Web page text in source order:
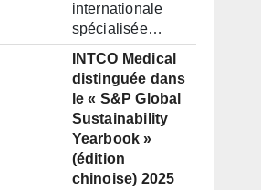
internationale
spécialisée…
INTCO Medical
distinguée dans
le « S&P Global
Sustainability
Yearbook »
(édition
chinoise) 2025